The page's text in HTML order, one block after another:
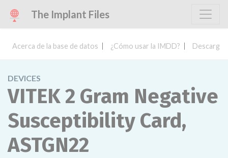
The Implant Files
Acerca de la base de datos ¿Cómo usar la IMDD? Descargar
DEVICES
VITEK 2 Gram Negative
Susceptibility Card,
ASTGN22